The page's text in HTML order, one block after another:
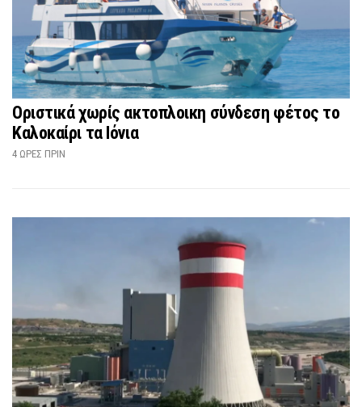
Οριστικά χωρίς ακτοπλοικη σύνδεση φέτος το
Καλοκαίρι τα Ιόνια
4 ΏΡΕΣ ΠΡΙΝ